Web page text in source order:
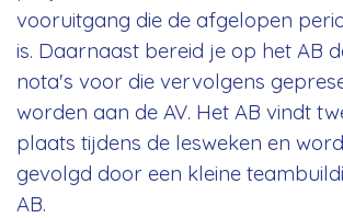
vooruitgang die de afgelopen
is. Daarnaast bereid je op het AB
nota's voor die vervolgens
worden aan de AV. Het AB vindt
plaats tijdens de lesweken en
gevolgd door een kleine
AB.